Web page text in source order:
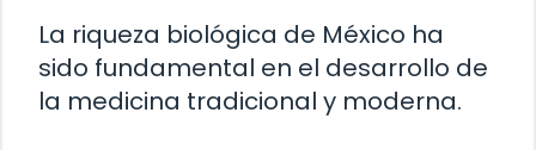
La riqueza biológica de México ha
sido fundamental en el desarrollo de
la medicina tradicional y moderna.